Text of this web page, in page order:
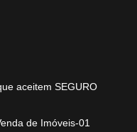
aceitem SEGURO
de Imóveis-01